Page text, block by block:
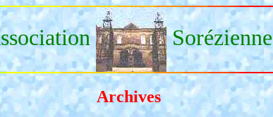
Sorézienne
Archives